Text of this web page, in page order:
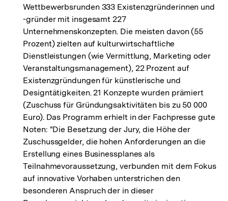
Wettbewerbsrunden 333 Existenzgründerinnen und
-gründer mit insgesamt 227
Unternehmenskonzepten. Die meisten davon (55
Prozent) zielten auf kulturwirtschaftliche
Dienstleistungen (wie Vermittlung, Marketing oder
Veranstaltungsmanagement), 22 Prozent auf
Existenzgründungen für künstlerische und
Designtätigkeiten. 21 Konzepte wurden prämiert
(Zuschuss für Gründungsaktivitäten bis zu 50 000
Euro). Das Programm erhielt in der Fachpresse gute
Noten: "Die Besetzung der Jury, die Höhe der
Zuschussgelder, die hohen Anforderungen an die
Erstellung eines Businessplanes als
Teilnahmevoraussetzung, verbunden mit dem Fokus
auf innovative Vorhaben unterstrichen den
besonderen Anspruch der in dieser